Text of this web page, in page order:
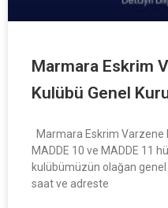
Marmara Eskrim
Kulübü Genel
Marmara Eskrim Varzene
MADDE 10 ve MADDE 11
kulübümüzün olağan
saat ve adreste